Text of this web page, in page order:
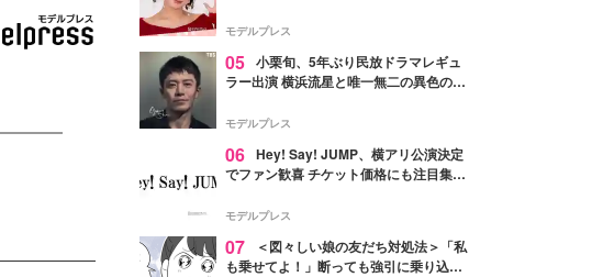
ぎ」「成長を感じる」の声
モデルプレス
05 小栗旬、5年ぶり民放ドラマレギュ
ラー出演 横浜流星と唯一無二の異色のバ
モデルプレス
06 Hey! Say! JUMP、横アリ公演決定
でファン歓喜 チケット価格にも注目集ま
モデルプレス
07
＜図々しい娘の友だち対処法＞「私
も乗せてよ！」断っても強引に乗り込ん